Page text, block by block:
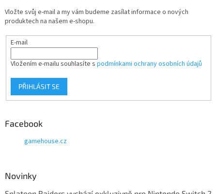
Vložte svůj e-mail a my vám budeme zasílat informace o nových
produktech na našem e-shopu.
E-mail
Vložením e-mailu souhlasíte s podmínkami ochrany osobních údajů
PŘIHLÁSIT SE
Facebook
gamehouse.cz
Novinky